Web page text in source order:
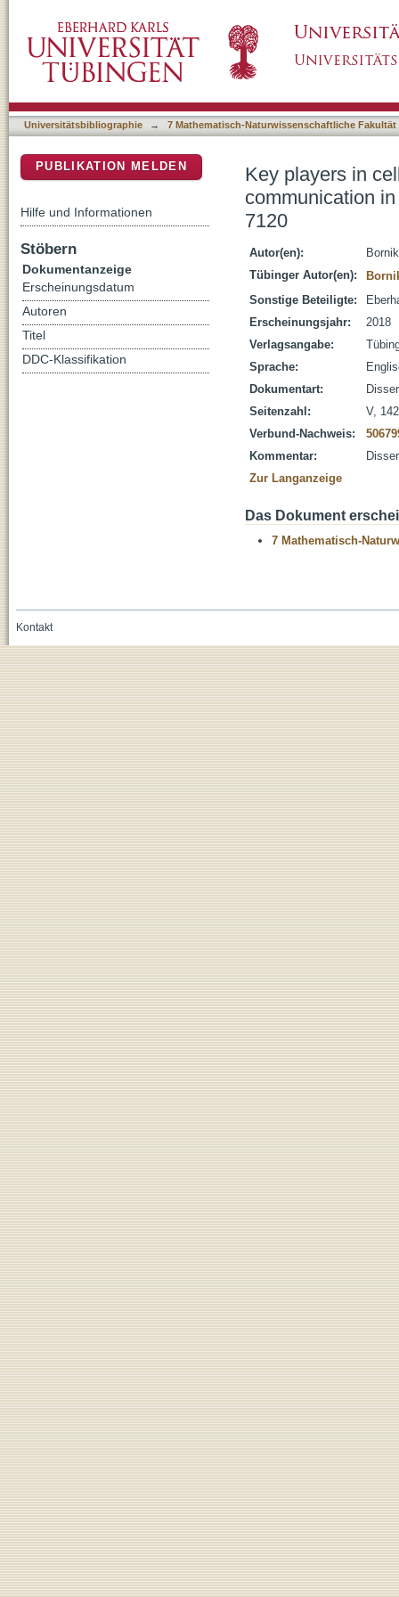
cyanobacterium Anabaena sp. PCC 7120
Universitätsbibliographie → 7 Mathematisch-Naturwissenschaftliche Fakultät
Key players in
communication
7120
Autor(en):
Tübinger Autor(en):
Sonstige Beteiligte:
Erscheinungsjahr:
2018
Verlagsangabe:
Sprache:
Dokumentart:
Seitenzahl:
V,
Verbund-Nachweis:
Kommentar:
Zur Langanzeige
Das Dokument
7 Mathematisch-
PUBLIKATION MELDEN
Hilfe und Informationen
Stöbern
Dokumentanzeige
Erscheinungsdatum
Autoren
Titel
DDC-Klassifikation
Kontakt